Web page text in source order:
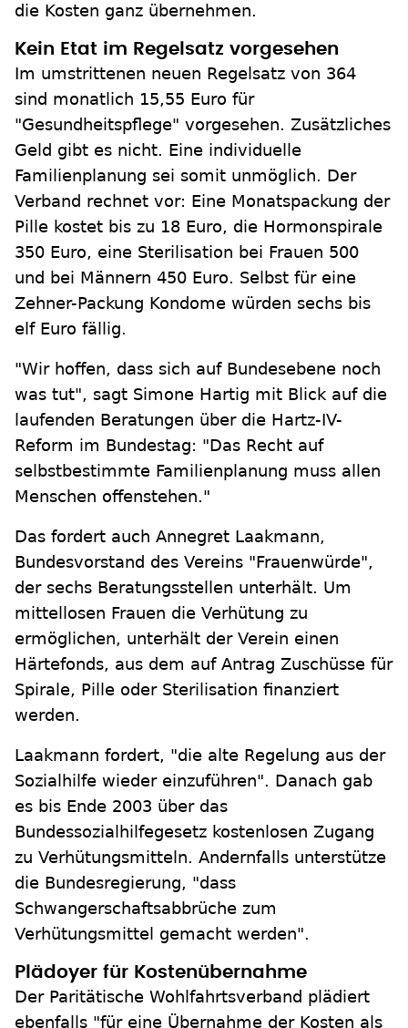
die Kosten ganz übernehmen.
Kein Etat im Regelsatz vorgesehen
Im umstrittenen neuen Regelsatz von 364
sind monatlich 15,55 Euro für
"Gesundheitspflege" vorgesehen. Zusätzliches
Geld gibt es nicht. Eine individuelle
Familienplanung sei somit unmöglich. Der
Verband rechnet vor: Eine Monatspackung der
Pille kostet bis zu 18 Euro, die Hormonspirale
350 Euro, eine Sterilisation bei Frauen 500
und bei Männern 450 Euro. Selbst für eine
Zehner-Packung Kondome würden sechs bis
elf Euro fällig.
"Wir hoffen, dass sich auf Bundesebene noch
was tut", sagt Simone Hartig mit Blick auf die
laufenden Beratungen über die Hartz-IV-
Reform im Bundestag: "Das Recht auf
selbstbestimmte Familienplanung muss allen
Menschen offenstehen."
Das fordert auch Annegret Laakmann,
Bundesvorstand des Vereins "Frauenwürde",
der sechs Beratungsstellen unterhält. Um
mittellosen Frauen die Verhütung zu
ermöglichen, unterhält der Verein einen
Härtefonds, aus dem auf Antrag Zuschüsse für
Spirale, Pille oder Sterilisation finanziert
werden.
Laakmann fordert, "die alte Regelung aus der
Sozialhilfe wieder einzuführen". Danach gab
es bis Ende 2003 über das
Bundessozialhilfegesetz kostenlosen Zugang
zu Verhütungsmitteln. Andernfalls unterstütze
die Bundesregierung, "dass
Schwangerschaftsabbrüche zum
Verhütungsmittel gemacht werden".
Plädoyer für Kostenübernahme
Der Paritätische Wohlfahrtsverband plädiert
ebenfalls "für eine Übernahme der Kosten als